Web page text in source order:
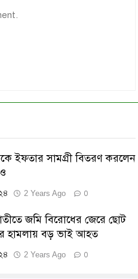
ইফতার সামগ্রী বিতরণ করলেন
2 Years Ago 0
জমি বিরোধের জেরে ছোট
হামলায় বড় ভাই আহত
2 Years Ago 0